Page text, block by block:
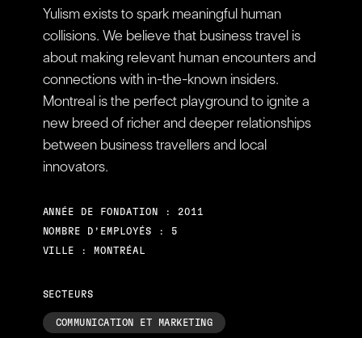
Yulism exists to spark meaningful human
collisions. We believe that business travel is
about making relevant human encounters and
connections with in-the-known insiders.
Montreal is the perfect playground to ignite a
new breed of richer and deeper relationships
between business travellers and local
innovators.
ANNÉE DE FONDATION : 2011
NOMBRE D’EMPLOYÉS : 5
VILLE : MONTRÉAL
SECTEURS
COMMUNICATION ET MARKETING